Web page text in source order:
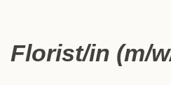
Florist/in (m/